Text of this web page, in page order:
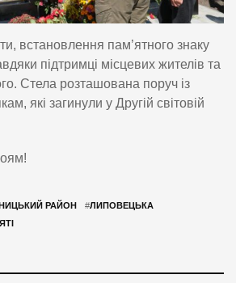
встановлення пам’ятного знаку
підтримці місцевих жителів та
Стела розташована поруч із
які загинули у Другій світовій
РАЙОН #ЛИПОВЕЦЬКА